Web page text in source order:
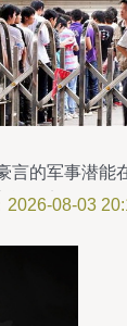
言的军事潜能
能否实现？
2026-08-03